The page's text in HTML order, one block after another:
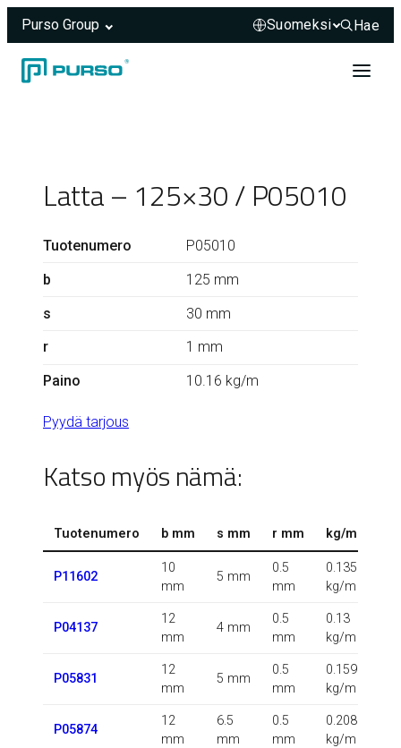
Purso Group
Hae
Hae
Latta – 125×30 / P05010
Tuotenumero
P05010
b
125 mm
s
30 mm
r
1 mm
Paino
10.16 kg/m
Pyydä tarjous
Katso myös nämä:
Tuotenumero b mm s mm r mm kg/m
P11602
10
mm
5 mm
0.5
mm
0.135
kg/m
P04137
12
mm
4 mm
0.5
mm
0.13
kg/m
P05831
12
mm
5 mm
0.5
mm
0.159
kg/m
P05874
12
mm
6.5
mm
0.5
mm
0.208
kg/m